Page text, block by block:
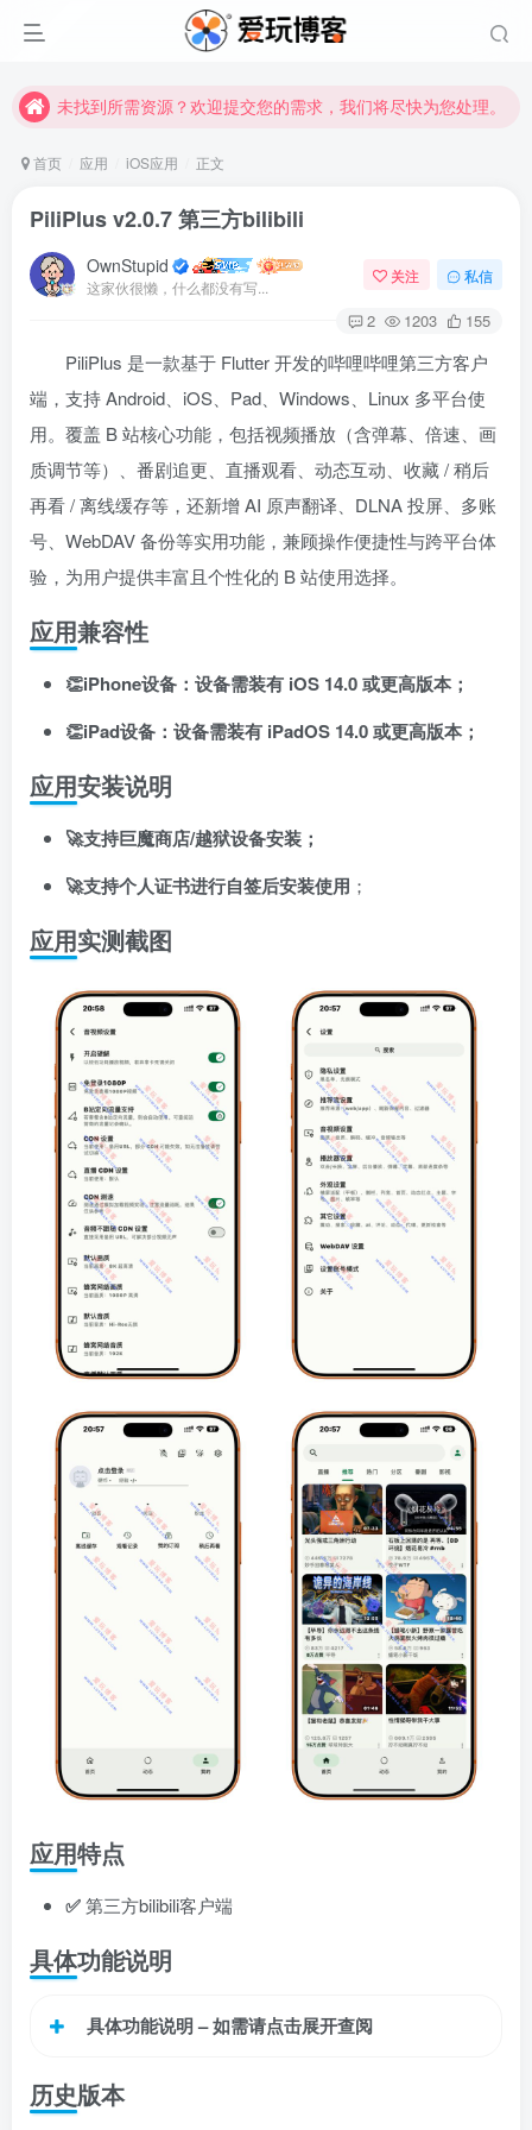
未找到所需资源？欢迎提交您的需求，我们将尽快为您处理。
未找到所需资源？欢迎提交您的需求，我们将尽快为您处理。
首页 应用 iOS应用 正文
PiliPlus v2.0.7 第三方bilibili
OwnStupid
这家伙很懒，什么都没有写...
关注 私信
2 1203 155
PiliPlus 是一款基于 Flutter 开发的哔哩哔哩第三方客户
端，支持 Android、iOS、Pad、Windows、Linux 多平台使
用。覆盖 B 站核心功能，包括视频播放（含弹幕、倍速、画
质调节等）、番剧追更、直播观看、动态互动、收藏 / 稍后
再看 / 离线缓存等，还新增 AI 原声翻译、DLNA 投屏、多账
号、WebDAV 备份等实用功能，兼顾操作便捷性与跨平台体
验，为用户提供丰富且个性化的 B 站使用选择。
应用兼容性
👏iPhone设备：设备需装有 iOS 14.0 或更高版本；
👏iPad设备：设备需装有 iPadOS 14.0 或更高版本；
应用安装说明
🚀支持巨魔商店/越狱设备安装；
🚀支持个人证书进行自签后安装使用 ；
应用实测截图
应用特点
✅第三方bilibili客户端
具体功能说明
具体功能说明 – 如需请点击展开查阅
历史版本
登录
没有账号？立即注册
用户名或邮箱
登录密码
记住登录 找回密码
使用社交账号登录即表示同意